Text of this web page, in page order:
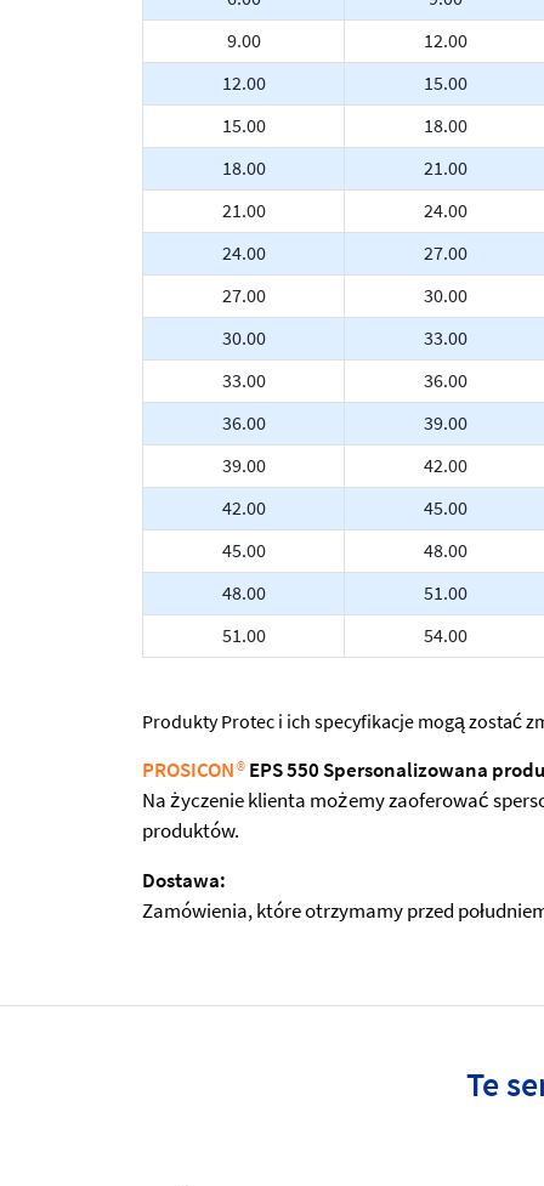
9.00
12.00
12.00
15.00
15.00
18.00
18.00
21.00
21.00
24.00
24.00
27.00
27.00
30.00
30.00
33.00
33.00
36.00
36.00
39.00
39.00
42.00
42.00
45.00
45.00
48.00
48.00
51.00
51.00
54.00
Produkty Protec i ich specyfikacje mogą zostać
PROSICON®EPS 550 Spersonalizowana
Na życzenie klienta możemy zaoferować
produktów.
Dostawa:
Zamówienia, które otrzymamy przed
Te